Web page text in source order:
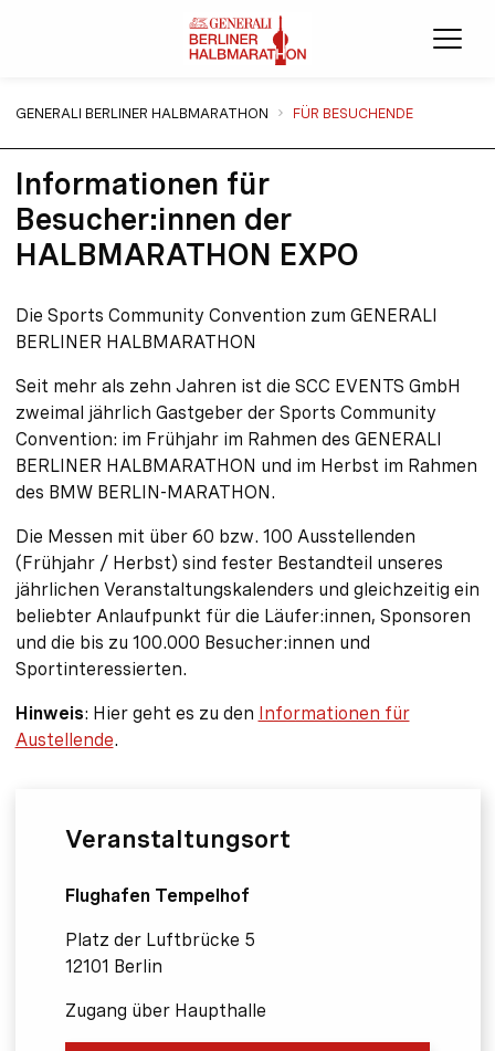
GENERALI BERLINER HALBMARATHON FÜR BESUCHENDE
Informationen für
Besucher:innen der
HALBMARATHON EXPO
Die Sports Community Convention zum GENERALI
BERLINER HALBMARATHON
Seit mehr als zehn Jahren ist die SCC EVENTS GmbH
zweimal jährlich Gastgeber der Sports Community
Convention: im Frühjahr im Rahmen des GENERALI
BERLINER HALBMARATHON und im Herbst im Rahmen
des BMW BERLIN-MARATHON.
Die Messen mit über 60 bzw. 100 Ausstellenden
(Frühjahr / Herbst) sind fester Bestandteil unseres
jährlichen Veranstaltungskalenders und gleichzeitig ein
beliebter Anlaufpunkt für die Läufer:innen, Sponsoren
und die bis zu 100.000 Besucher:innen und
Sportinteressierten.
Hinweis: Hier geht es zu den Informationen für
Austellende.
Veranstaltungsort
Flughafen Tempelhof
Platz der Luftbrücke 5
12101 Berlin
Zugang über Haupthalle